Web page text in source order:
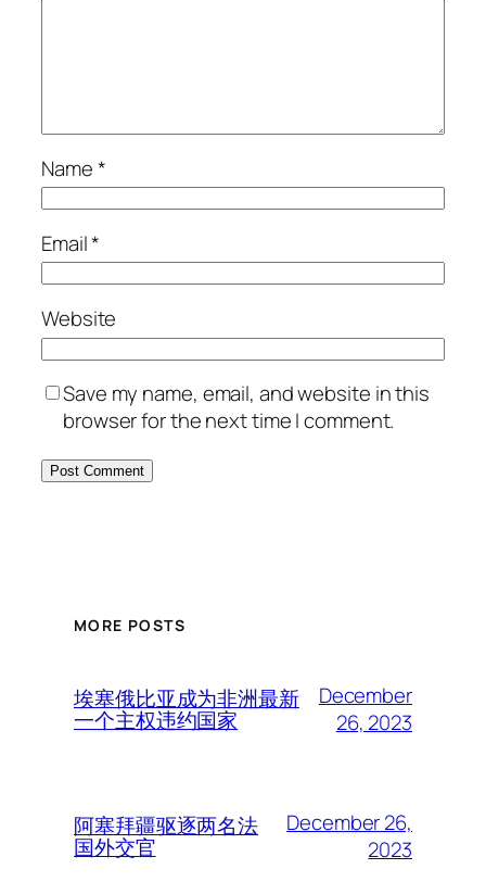
Name*
Email*
Website
Save my name, email, and website in this
browser for the next time I comment.
MORE POSTS
埃塞俄比亚成为非洲最新
一个主权违约国家
December
26, 2023
阿塞拜疆驱逐两名法
国外交官
December 26,
2023